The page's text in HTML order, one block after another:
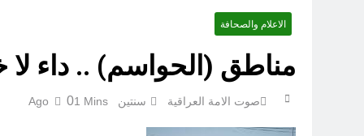
عْاشُورْاءُالسَّنَةُ الثَّالِثةَ عشَرَة(٢٢)[إِنتفاضةُ صفَر…تمرُّدٌ حُسَينيٌّ][ب]
الاعلام والصحافة
مناطق (الحواسم) .. داء
صوت الامة العراقية سنتين Ago 01 Mins